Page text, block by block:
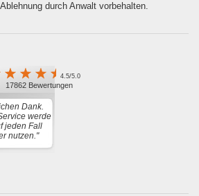
durch Anwalt vorbehalten.
4.5/5.0
17862 Bewertungen
Dank.
werde
jeden Fall
nutzen."